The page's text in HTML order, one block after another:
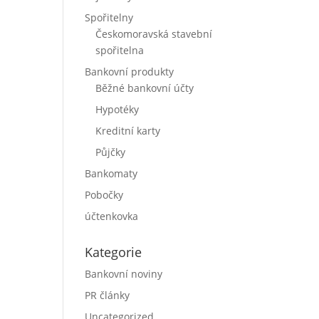
Spořitelny
Českomoravská stavební
spořitelna
Bankovní produkty
Běžné bankovní účty
Hypotéky
Kreditní karty
Půjčky
Bankomaty
Pobočky
účtenkovka
Kategorie
Bankovní noviny
PR články